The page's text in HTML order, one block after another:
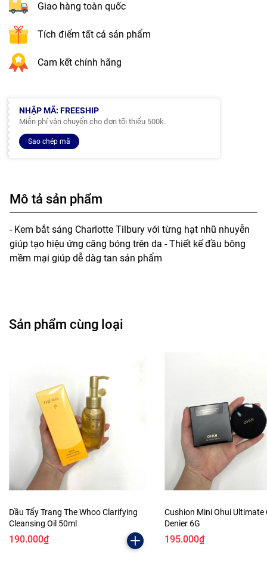
Giao hàng toàn quốc
Tích điểm tất cả sản phẩm
Cam kết chính hãng
NHẬP MÃ: FREESHIP
Miễn phí vận chuyển cho đơn tối thiểu 500k.
Sao chép mã
Mô tả sản phẩm
- Kem bắt sáng Charlotte Tilbury với từng hạt nhũ nhuyễn
giúp tạo hiệu ứng căng bóng trên da - Thiết kế đầu bông
mềm mại giúp dễ dàg tan sản phẩm
Sản phẩm cùng loại
Dầu Tẩy Trang The Whoo Clarifying
Cleansing Oil 50ml
190.000₫
Cushion Mini Ohui Ultimate
Denier 6G
195.000₫